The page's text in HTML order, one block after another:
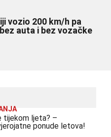
vozio 200 km/h pa
auta i bez vozačke
tijekom ljeta? –
ponude letova!